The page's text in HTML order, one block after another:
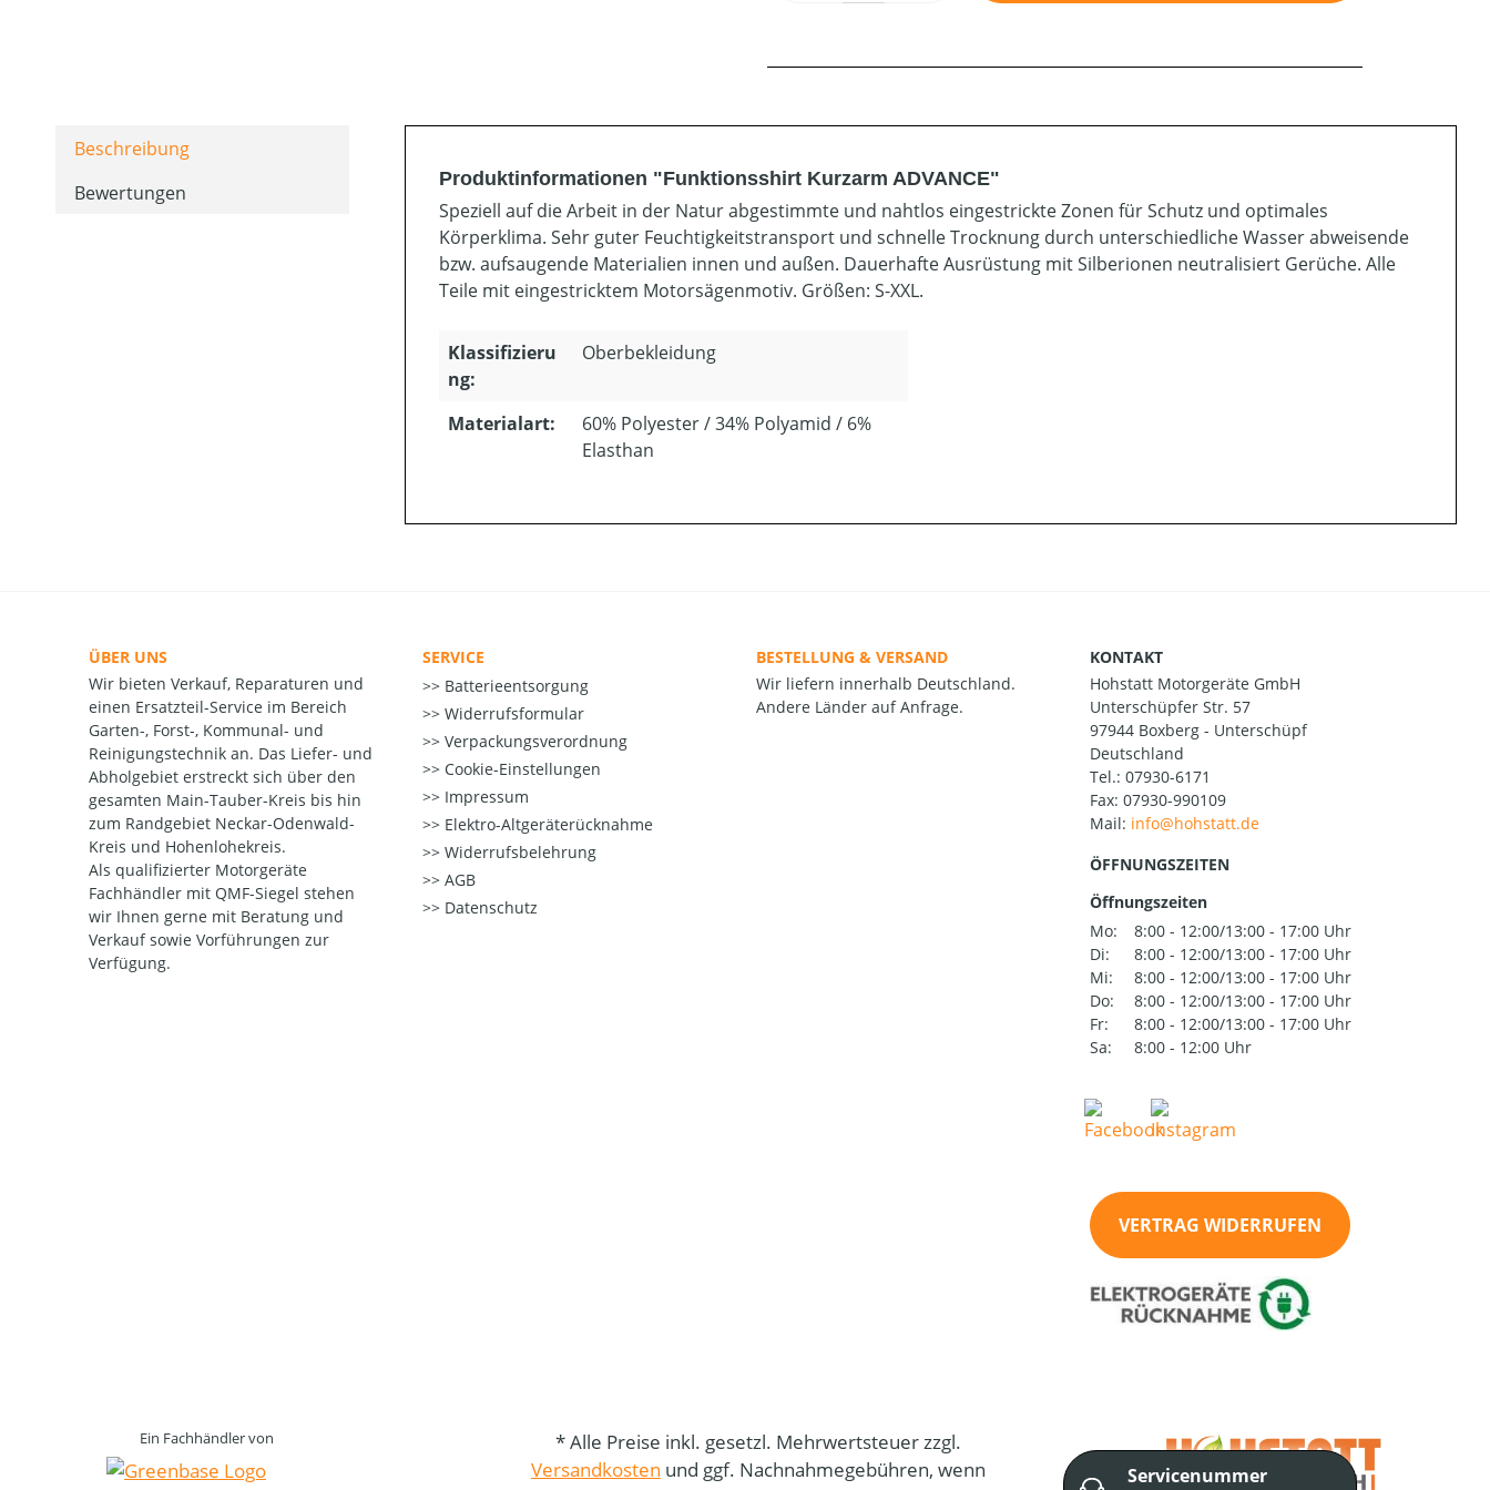
Beschreibung
Bewertungen
Produktinformationen "Funktionsshirt Kurzarm ADVANCE"
Speziell auf die Arbeit in der Natur abgestimmte und nahtlos eingestrickte Zonen für Schutz und optimales
Körperklima. Sehr guter Feuchtigkeitstransport und schnelle Trocknung durch unterschiedliche Wasser abweisende
bzw. aufsaugende Materialien innen und außen. Dauerhafte Ausrüstung mit Silberionen neutralisiert Gerüche. Alle
Teile mit eingestricktem Motorsägenmotiv. Größen: S-XXL.
Klassifizieru
ng:
Oberbekleidung
Materialart:
60% Polyester / 34% Polyamid / 6%
Elasthan
ÜBER UNS
Wir bieten Verkauf, Reparaturen und
einen Ersatzteil-Service im Bereich
Garten-, Forst-, Kommunal- und
Reinigungstechnik an. Das Liefer- und
Abholgebiet erstreckt sich über den
gesamten Main-Tauber-Kreis bis hin
zum Randgebiet Neckar-Odenwald-
Kreis und Hohenlohekreis.
Als qualifizierter Motorgeräte
Fachhändler mit QMF-Siegel stehen
wir Ihnen gerne mit Beratung und
Verkauf sowie Vorführungen zur
Verfügung.
SERVICE
Batterieentsorgung
Widerrufsformular
Verpackungsverordnung
Cookie-Einstellungen
Impressum
Elektro-Altgeräterücknahme
Widerrufsbelehrung
AGB
Datenschutz
BESTELLUNG & VERSAND
Wir liefern innerhalb Deutschland.
Andere Länder auf Anfrage.
KONTAKT
Hohstatt Motorgeräte GmbH
Unterschüpfer Str. 57
97944 Boxberg - Unterschüpf
Deutschland
Tel.: 07930-6171
Fax: 07930-990109
Mail:
ÖFFNUNGSZEITEN
Öffnungszeiten
Mo:
8:00 - 12:00/13:00 - 17:00 Uhr
Di:
8:00 - 12:00/13:00 - 17:00 Uhr
Mi:
8:00 - 12:00/13:00 - 17:00 Uhr
Do:
8:00 - 12:00/13:00 - 17:00 Uhr
Fr:
8:00 - 12:00/13:00 - 17:00 Uhr
Sa:
8:00 - 12:00 Uhr
VERTRAG WIDERRUFEN
Ein Fachhändler von
* Alle Preise inkl. gesetzl. Mehrwertsteuer zzgl.
Versandkosten und ggf. Nachnahmegebühren, wenn
Servicenummer